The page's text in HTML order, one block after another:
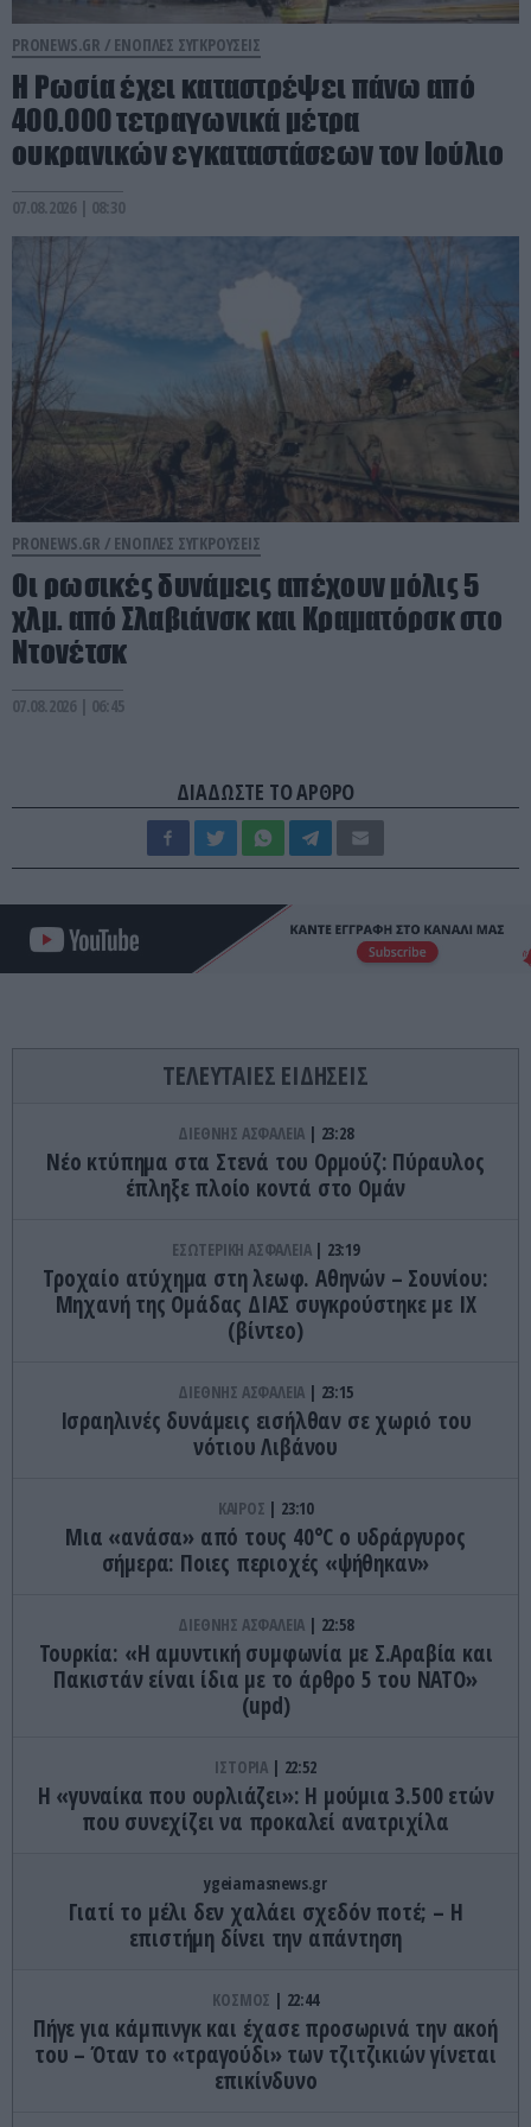
PRONEWS.GR / ΕΝΟΠΛΕΣ ΣΥΓΚΡΟΥΣΕΙΣ
Η Ρωσία έχει καταστρέψει πάνω από
400.000 τετραγωνικά μέτρα
ουκρανικών εγκαταστάσεων τον Ιούλιο
07.08.2026 | 08:30
PRONEWS.GR / ΕΝΟΠΛΕΣ ΣΥΓΚΡΟΥΣΕΙΣ
Οι ρωσικές δυνάμεις απέχουν μόλις 5
χλμ. από Σλαβιάνσκ και Κραματόρσκ στο
Ντονέτσκ
07.08.2026 | 06:45
ΔΙΑΔΩΣΤΕ ΤΟ ΑΡΘΡΟ
ΤΕΛΕΥΤΑΙΕΣ ΕΙΔΗΣΕΙΣ
ΔΙΕΘΝΗΣ ΑΣΦΑΛΕΙΑ 23:28
Νέο κτύπημα στα Στενά του Ορμούζ: Πύραυλος
έπληξε πλοίο κοντά στο Ομάν
ΕΣΩΤΕΡΙΚΗ ΑΣΦΑΛΕΙΑ 23:19
Τροχαίο ατύχημα στη λεωφ. Αθηνών – Σουνίου:
Μηχανή της Ομάδας ΔΙΑΣ συγκρούστηκε με ΙΧ
(βίντεο)
ΔΙΕΘΝΗΣ ΑΣΦΑΛΕΙΑ 23:15
Ισραηλινές δυνάμεις εισήλθαν σε χωριό του
νότιου Λιβάνου
ΚΑΙΡΟΣ 23:10
Μια «ανάσα» από τους 40°C ο υδράργυρος
σήμερα: Ποιες περιοχές «ψήθηκαν»
ΔΙΕΘΝΗΣ ΑΣΦΑΛΕΙΑ 22:58
Τουρκία: «Η αμυντική συμφωνία με Σ.Αραβία και
Πακιστάν είναι ίδια με το άρθρο 5 του ΝΑΤΟ»
(upd)
ΙΣΤΟΡΙΑ 22:52
Η «γυναίκα που ουρλιάζει»: Η μούμια 3.500 ετών
που συνεχίζει να προκαλεί ανατριχίλα
ygeiamasnews.gr
Γιατί το μέλι δεν χαλάει σχεδόν ποτέ; – Η
επιστήμη δίνει την απάντηση
ΚΟΣΜΟΣ 22:44
Πήγε για κάμπινγκ και έχασε προσωρινά την ακοή
του – Όταν το «τραγούδι» των τζιτζικιών γίνεται
επικίνδυνο